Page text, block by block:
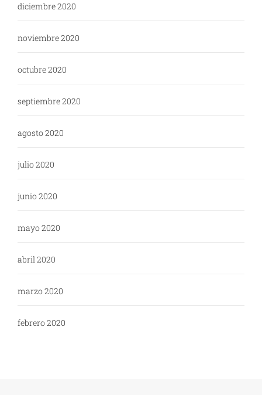
diciembre 2020
noviembre 2020
octubre 2020
septiembre 2020
agosto 2020
julio 2020
junio 2020
mayo 2020
abril 2020
marzo 2020
febrero 2020